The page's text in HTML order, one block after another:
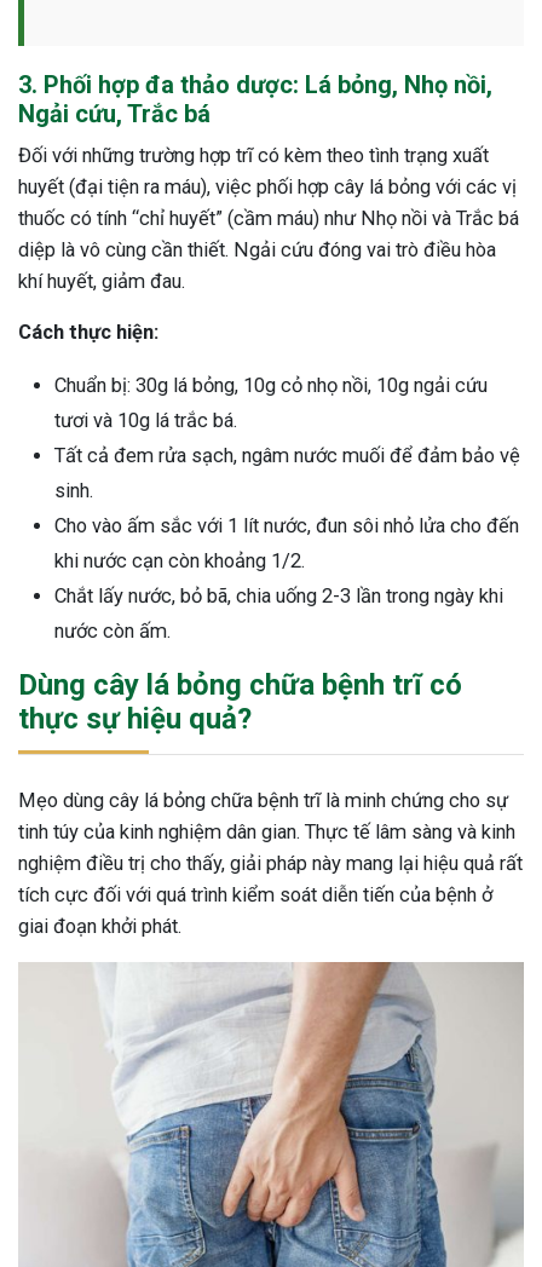
3. Phối hợp đa thảo dược: Lá bỏng, Nhọ nồi,
Ngải cứu, Trắc bá
Đối với những trường hợp trĩ có kèm theo tình trạng xuất
huyết (đại tiện ra máu), việc phối hợp cây lá bỏng với các vị
thuốc có tính “chỉ huyết” (cầm máu) như Nhọ nồi và Trắc bá
diệp là vô cùng cần thiết. Ngải cứu đóng vai trò điều hòa
khí huyết, giảm đau.
Cách thực hiện:
Chuẩn bị: 30g lá bỏng, 10g cỏ nhọ nồi, 10g ngải cứu
tươi và 10g lá trắc bá.
Tất cả đem rửa sạch, ngâm nước muối để đảm bảo vệ
sinh.
Cho vào ấm sắc với 1 lít nước, đun sôi nhỏ lửa cho đến
khi nước cạn còn khoảng 1/2.
Chắt lấy nước, bỏ bã, chia uống 2-3 lần trong ngày khi
nước còn ấm.
Dùng cây lá bỏng chữa bệnh trĩ có
thực sự hiệu quả?
Mẹo dùng cây lá bỏng chữa bệnh trĩ là minh chứng cho sự
tinh túy của kinh nghiệm dân gian. Thực tế lâm sàng và kinh
nghiệm điều trị cho thấy, giải pháp này mang lại hiệu quả rất
tích cực đối với quá trình kiểm soát diễn tiến của bệnh ở
giai đoạn khởi phát.